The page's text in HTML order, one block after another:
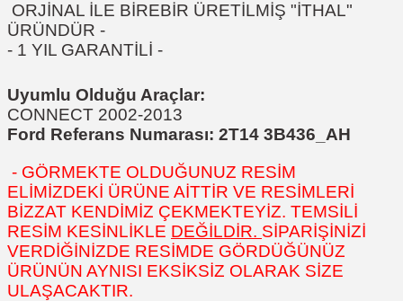
ORJİNAL İLE BİREBİR ÜRETİLMİŞ "İTHAL"
ÜRÜNDÜR -
- 1 YIL GARANTİLİ -
Uyumlu Olduğu Araçlar:
CONNECT 2002-2013
Ford Referans Numarası: 2T14 3B436_AH
- GÖRMEKTE OLDUĞUNUZ RESİM
ELİMİZDEKİ ÜRÜNE AİTTİR VE RESİMLERİ
BİZZAT KENDİMİZ ÇEKMEKTEYİZ. TEMSİLİ
RESİM KESİNLİKLE DEĞİLDİR. SİPARİŞİNİZİ
VERDİĞİNİZDE RESİMDE GÖRDÜĞÜNÜZ
ÜRÜNÜN AYNISI EKSİKSİZ OLARAK SİZE
ULAŞACAKTIR.